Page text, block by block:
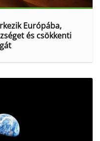
Európába,
és csökkenti